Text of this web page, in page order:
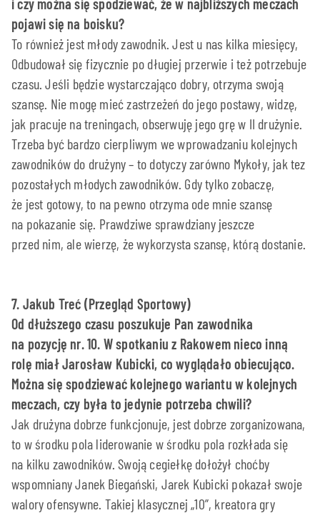
i czy można się spodziewać, że w najbliższych meczach
pojawi się na boisku?
To również jest młody zawodnik. Jest u nas kilka miesięcy,
Odbudował się fizycznie po długiej przerwie i też potrzebuje
czasu. Jeśli będzie wystarczająco dobry, otrzyma swoją
szansę. Nie mogę mieć zastrzeżeń do jego postawy, widzę,
jak pracuje na treningach, obserwuję jego grę w II drużynie.
Trzeba być bardzo cierpliwym we wprowadzaniu kolejnych
zawodników do drużyny – to dotyczy zarówno Mykoły, jak tez
pozostałych młodych zawodników. Gdy tylko zobaczę,
że jest gotowy, to na pewno otrzyma ode mnie szansę
na pokazanie się. Prawdziwe sprawdziany jeszcze
przed nim, ale wierzę, że wykorzysta szansę, którą dostanie.
7. Jakub Treć (Przegląd Sportowy)
Od dłuższego czasu poszukuje Pan zawodnika
na pozycję nr. 10. W spotkaniu z Rakowem nieco inną
rolę miał Jarosław Kubicki, co wyglądało obiecująco.
Można się spodziewać kolejnego wariantu w kolejnych
meczach, czy była to jedynie potrzeba chwili?
Jak drużyna dobrze funkcjonuje, jest dobrze zorganizowana,
to w środku pola liderowanie w środku pola rozkłada się
na kilku zawodników. Swoją cegiełkę dołożył choćby
wspomniany Janek Biegański, Jarek Kubicki pokazał swoje
walory ofensywne. Takiej klasycznej „10”, kreatora gry